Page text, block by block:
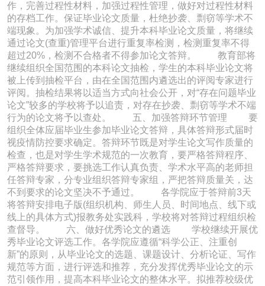
作，完善过程性材料，加强过程性管理，做好对过程性材料
的存档工作。保证毕业论文质量，杜绝抄袭、剽窃等学术不
端现象。为加强学术诚信、提升本科毕业论文质量，将继续
通过论文(查重)管理平台进行重复率检测，检测重复率不得
超过20%，检测不合格者不得参加论文答辩。 教育部将
继续组织全国范围的本科论文抽检，学生的本科毕业论文将
被上传到抽检平台，由在全国范围内遴选出的评阅专家进行
评阅。抽检结果将以适当方式向社会公开，对“存在问题毕业
论文”较多的学校将予以追责，对存在抄袭、剽窃等学术不端
行为的论文将予以查处。 五、加强答辩环节管理 要
组织全体应届毕业生参加毕业论文答辩，具体答辩形式届时
视疫情防控要求确定。答辩环节既是对学生论文写作质量的
检查，也是对学生学术规范的一次教育，要严格答辩程序、
严格答辩要求，要挑选工作认真负责、学术水平高的老师担
任答辩专家，分专业组织答辩专家组，严把答辩质量关，达
不到要求的论文坚决不予通过。 各学院应于答辩前3天
将答辩安排电子版(组织机构、师生人员、时间地点、线下或
线上的具体方式)报教务处实践科，学校将对答辩过程组织检
查督导。 六、做好优秀论文的遴选 学校继续开展优
秀毕业论文评选工作。各学院应遵循“科学公正、注重创
新”的原则，从毕业论文的选题、课题设计、分析论证、写作
规范等方面，进行评选和推荐，充分发挥优秀毕业论文的示
范引领作用，提高本科毕业论文的整体水平。拟推荐校级优